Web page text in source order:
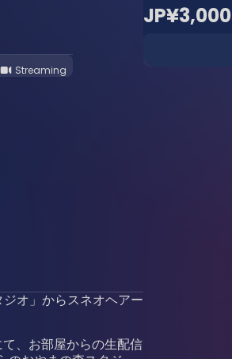
Streaming
オ」からスネオヘアー
、お部屋からの生配信
JP¥3,000